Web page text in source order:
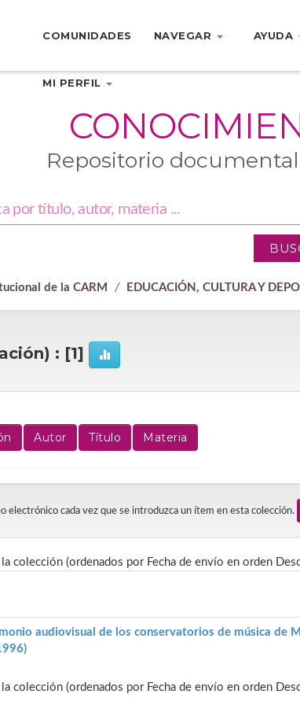
COMUNIDADES NAVEGAR AYUDA
MI PERFIL
Repositorio
de la CARM EDUCACIÓN, CULTURA Y
: [1]
electrónico cada vez que se introduzca un ítem en esta colección.
la colección (ordenados por Fecha de envío en orden
audiovisual de los conservatorios de música de
la colección (ordenados por Fecha de envío en orden